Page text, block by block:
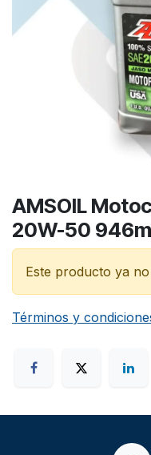
AMSOIL
20W-50
Este producto ya
Términos y